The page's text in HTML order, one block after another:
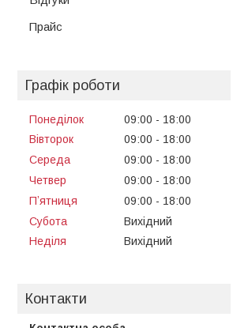
Прайс
Графік роботи
Понеділок 09:00
18:00
Вівторок
09:00
18:00
Середа
09:00
18:00
Четвер
09:00
18:00
Пʼятниця
09:00
18:00
Субота
Вихідний
Неділя
Вихідний
Контакти